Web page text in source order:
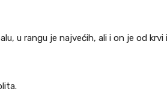
u rangu je najvećih, ali i on je od krvi